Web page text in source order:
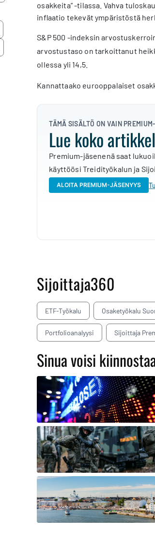
osakkeita” -tilassa. Vahva
inflaatio tekevät ympäristöstä
S&P 500 -indeksin
arvostustaso on tarkoittanut
ollessa yli 14,5.
Kannattaako eurooppalaiset
TÄMÄ SISÄLTÖ ON VAIN
Lue koko
Premium-jäsenenä saat
käyttöösi Treidityökalun ja
ALOITA PREMIUM-JÄSENYYS
Sijoittaja360
ETF-Työkalu Osaketyökalu
Portfolioanalyysi Sijoittaja
Sinua voisi